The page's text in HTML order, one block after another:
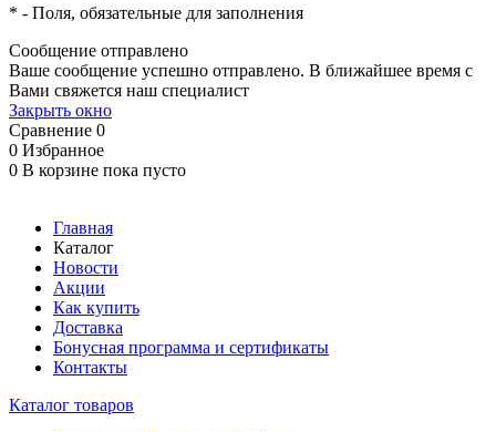
* - Поля, обязательные для заполнения
Сообщение отправлено
Ваше сообщение успешно отправлено. В ближайшее время с
Вами свяжется наш специалист
Закрыть окно
Сравнение 0
0 Избранное
0 В корзине пока пусто
Главная
Каталог
Новости
Акции
Как купить
Доставка
Бонусная программа и сертификаты
Контакты
Каталог товаров